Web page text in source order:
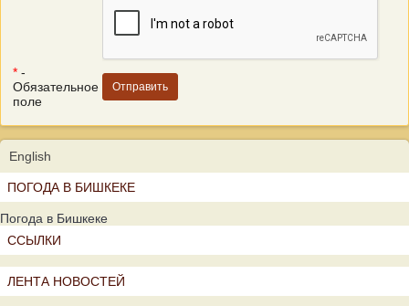
* -
Обязательное
поле
English
ПОГОДА В БИШКЕКЕ
Погода в Бишкеке
ССЫЛКИ
ЛЕНТА НОВОСТЕЙ